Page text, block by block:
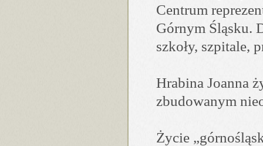
Centrum
Górnym Śląsku.
szkoły, szpitale,
Hrabina Joanna
zbudowanym
Życie